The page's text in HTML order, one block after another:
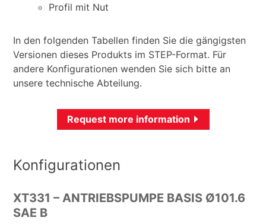
Profil mit Nut
In den folgenden Tabellen finden Sie die gängigsten
Versionen dieses Produkts im STEP-Format. Für
andere Konfigurationen wenden Sie sich bitte an
unsere technische Abteilung.
Request more information
Konfigurationen
XT331 – ANTRIEBSPUMPE BASIS Ø101.6
SAE B